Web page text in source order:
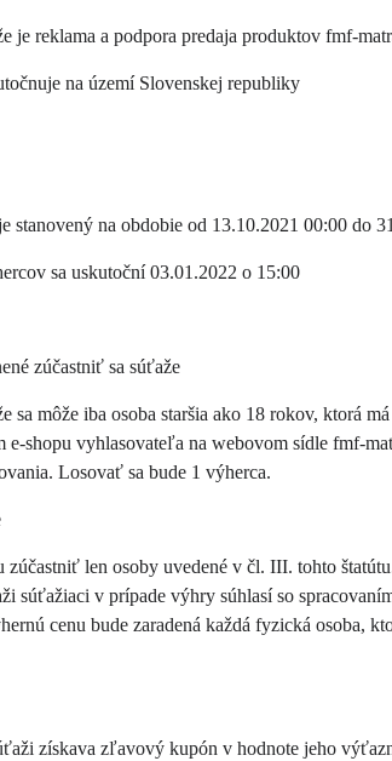
je reklama a podpora predaja produktov fmf-
na území Slovenskej republiky
stanovený na obdobie od 13.10.2021 00:00 do
sa uskutoční 03.01.2022 o 15:00
zúčastniť sa súťaže
sa môže iba osoba staršia ako 18 rokov, ktorá
e-shopu vyhlasovateľa na webovom sídle fmf-
Losovať sa bude 1 výherca.
zúčastniť len osoby uvedené v čl. III. tohto
súťažiaci v prípade výhry súhlasí so
cenu bude zaradená každá fyzická osoba,
získava zľavový kupón v hodnote jeho